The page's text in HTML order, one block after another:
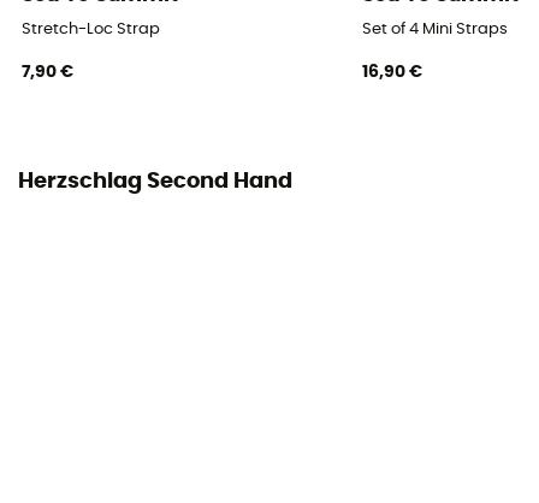
Stretch-Loc Strap
7,90 €
Set of 4 Mini Straps
16,90 €
Herzschlag Second Hand